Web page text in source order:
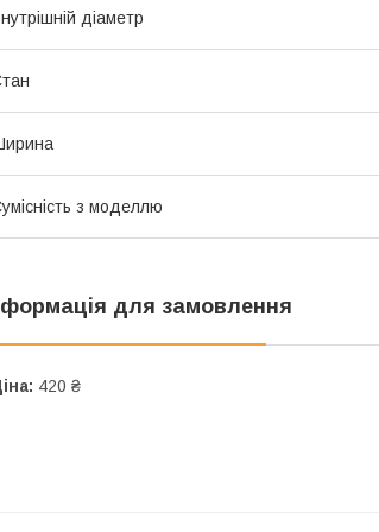
діаметр
з моделлю
для замовлення
420 ₴